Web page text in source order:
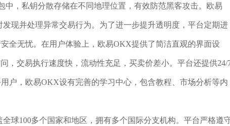
中，私钥分散存储在不同地理位置，有效防范黑客攻击。欧易
现并处理异常交易行为。为了进一步提升透明度，平台定期进
全无忧。在用户体验上，欧易OKX提供了简洁直观的界面设
，交易执行速度快，流动性充足，买卖价差小。平台还提供24/
户，欧易OKX设有完善的学习中心，包含教程、市场分析等内
球100多个国家和地区，拥有多个国际分支机构。平台严格遵